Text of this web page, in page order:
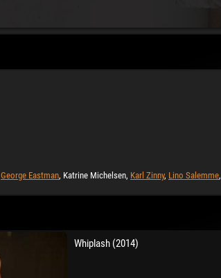
George Eastman, Katrine Michelsen, Karl Zinny, Lino Salemme,
Whiplash (2014)